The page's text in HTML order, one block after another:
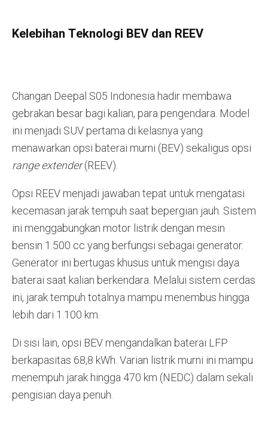
Kelebihan Teknologi BEV dan REEV
Changan Deepal S05 Indonesia hadir membawa
gebrakan besar bagi kalian, para pengendara. Model
ini menjadi SUV pertama di kelasnya yang
menawarkan opsi baterai murni (BEV) sekaligus opsi
range extender(REEV).
Opsi REEV menjadi jawaban tepat untuk mengatasi
kecemasan jarak tempuh saat bepergian jauh. Sistem
ini menggabungkan motor listrik dengan mesin
bensin 1.500 cc yang berfungsi sebagai generator.
Generator ini bertugas khusus untuk mengisi daya
baterai saat kalian berkendara. Melalui sistem cerdas
ini, jarak tempuh totalnya mampu menembus hingga
lebih dari 1.100 km.
Di sisi lain, opsi BEV mengandalkan baterai LFP
berkapasitas 68,8 kWh. Varian listrik murni ini mampu
menempuh jarak hingga 470 km (NEDC) dalam sekali
pengisian daya penuh.